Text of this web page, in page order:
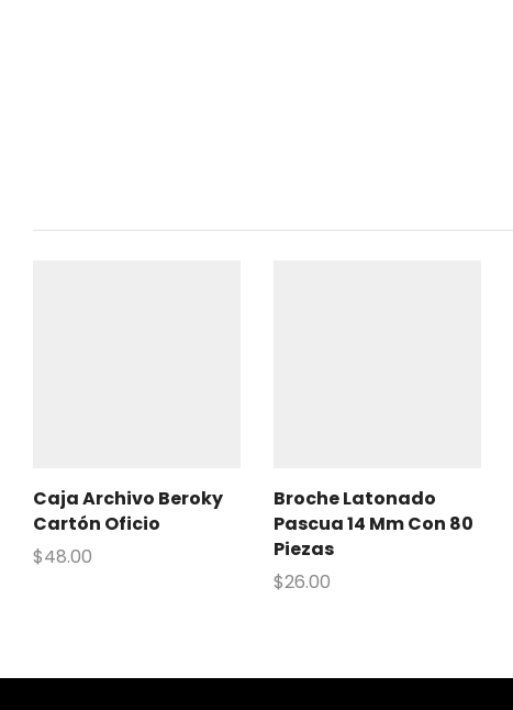
Caja Archivo Beroky
Cartón Oficio
$48.00
Broche Latonado
Pascua 14 Mm Con 80
Piezas
$26.00